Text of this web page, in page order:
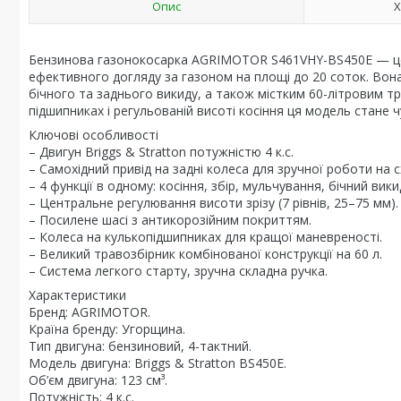
Опис
Бензинова газонокосарка AGRIMOTOR S461VHY-BS450E
ефективного догляду за газоном на площі до 20 соток.
бічного та заднього викиду, а також містким 60-літровим
підшипниках і регульованій висоті косіння ця модель
Ключові особливості
– Двигун Briggs & Stratton потужністю 4 к.с.
– Самохідний привід на задні колеса для зручної роботи на
– 4 функції в одному: косіння, збір, мульчування, бічний
– Центральне регулювання висоти зрізу (7 рівнів, 25–75 мм).
– Посилене шасі з антикорозійним покриттям.
– Колеса на кулькопідшипниках для кращої маневреності.
– Великий травозбірник комбінованої конструкції на 60 л.
– Система легкого старту, зручна складна ручка.
Характеристики
Бренд: AGRIMOTOR.
Країна бренду: Угорщина.
Тип двигуна: бензиновий, 4-тактний.
Модель двигуна: Briggs & Stratton BS450E.
Об’єм двигуна: 123 см³.
Потужність: 4 к.с.